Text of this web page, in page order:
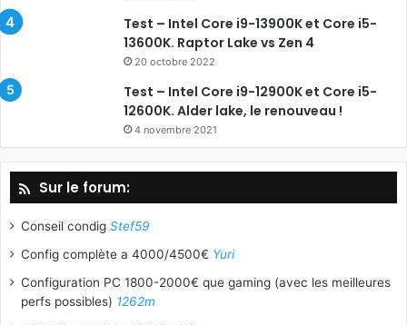
Test – Intel Core i9-13900K et Core i5-
13600K. Raptor Lake vs Zen 4
20 octobre 2022
Test – Intel Core i9-12900K et Core i5-
12600K. Alder lake, le renouveau !
4 novembre 2021
Sur le forum:
Conseil condig Stef59
Config complète a 4000/4500€ Yuri
Configuration PC 1800-2000€ que gaming (avec les meilleures
perfs possibles) 1262m